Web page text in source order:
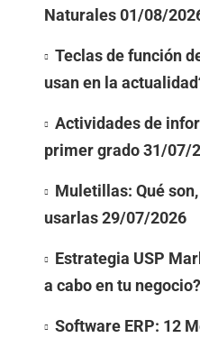
Naturales01/08/
Teclas de función
usan en la
Actividades de
primer grado31/07/
Muletillas: Qué
usarlas29/07/2026
Estrategia USP
a cabo en tu negocio?
Software ERP: 12